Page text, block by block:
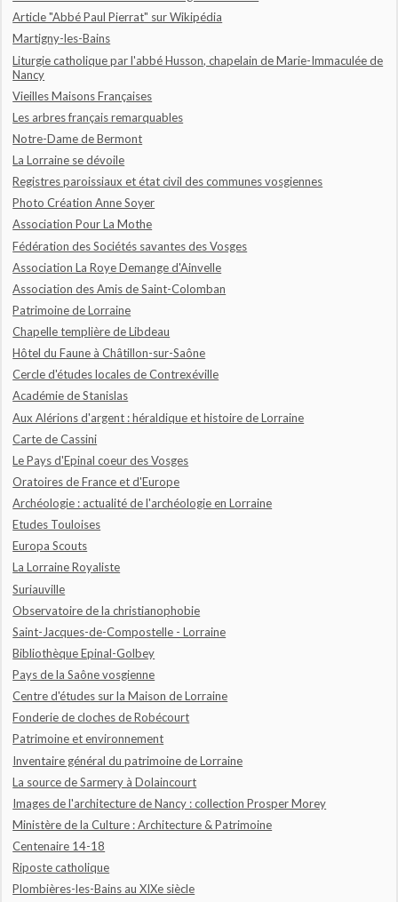
Article "Abbé Paul Pierrat" sur Wikipédia
Martigny-les-Bains
Liturgie catholique par l'abbé Husson, chapelain de Marie-Immaculée de
Nancy
Vieilles Maisons Françaises
Les arbres français remarquables
Notre-Dame de Bermont
La Lorraine se dévoile
Registres paroissiaux et état civil des communes vosgiennes
Photo Création Anne Soyer
Association Pour La Mothe
Fédération des Sociétés savantes des Vosges
Association La Roye Demange d'Ainvelle
Association des Amis de Saint-Colomban
Patrimoine de Lorraine
Chapelle templière de Libdeau
Hôtel du Faune à Châtillon-sur-Saône
Cercle d'études locales de Contrexéville
Académie de Stanislas
Aux Alérions d'argent : héraldique et histoire de Lorraine
Carte de Cassini
Le Pays d'Epinal coeur des Vosges
Oratoires de France et d'Europe
Archéologie : actualité de l'archéologie en Lorraine
Etudes Touloises
Europa Scouts
La Lorraine Royaliste
Suriauville
Observatoire de la christianophobie
Saint-Jacques-de-Compostelle - Lorraine
Bibliothèque Epinal-Golbey
Pays de la Saône vosgienne
Centre d'études sur la Maison de Lorraine
Fonderie de cloches de Robécourt
Patrimoine et environnement
Inventaire général du patrimoine de Lorraine
La source de Sarmery à Dolaincourt
Images de l'architecture de Nancy : collection Prosper Morey
Ministère de la Culture : Architecture & Patrimoine
Centenaire 14-18
Riposte catholique
Plombières-les-Bains au XIXe siècle